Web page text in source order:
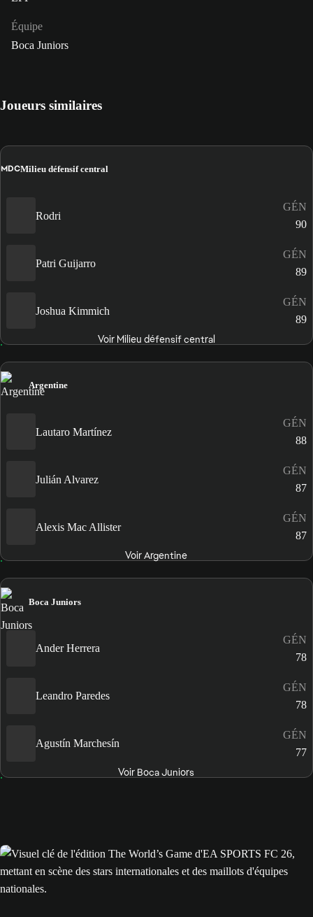
Équipe
Boca Juniors
Joueurs similaires
MDCMilieu défensif central
Rodri
GÉN
90
Patri Guijarro
GÉN
89
Joshua Kimmich
GÉN
89
Voir Milieu défensif central
Argentine
Lautaro Martínez
GÉN
88
Julián Alvarez
GÉN
87
Alexis Mac Allister
GÉN
87
Voir Argentine
Boca Juniors
Ander Herrera
GÉN
78
Leandro Paredes
GÉN
78
Agustín Marchesín
GÉN
77
Voir Boca Juniors